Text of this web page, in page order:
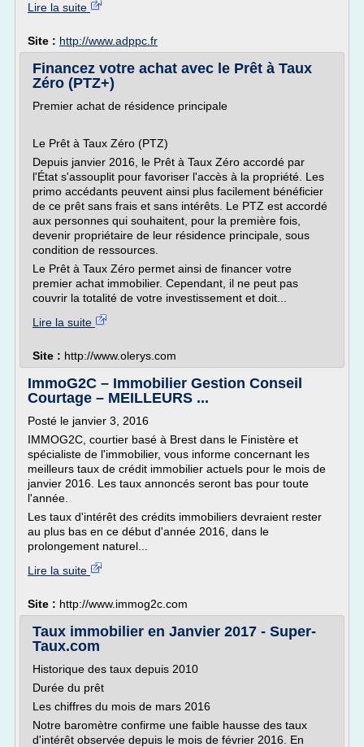
Lire la suite
Site : http://www.adppc.fr
Financez votre achat avec le Prêt à Taux
Zéro (PTZ+)
Premier achat de résidence principale
Le Prêt à Taux Zéro (PTZ)
Depuis janvier 2016, le Prêt à Taux Zéro accordé par
l'État s'assouplit pour favoriser l'accès à la propriété. Les
primo accédants peuvent ainsi plus facilement bénéficier
de ce prêt sans frais et sans intérêts. Le PTZ est accordé
aux personnes qui souhaitent, pour la première fois,
devenir propriétaire de leur résidence principale, sous
condition de ressources.
Le Prêt à Taux Zéro permet ainsi de financer votre
premier achat immobilier. Cependant, il ne peut pas
couvrir la totalité de votre investissement et doit...
Lire la suite
Site : http://www.olerys.com
ImmoG2C – Immobilier Gestion Conseil
Courtage – MEILLEURS ...
Posté le janvier 3, 2016
IMMOG2C, courtier basé à Brest dans le Finistère et
spécialiste de l'immobilier, vous informe concernant les
meilleurs taux de crédit immobilier actuels pour le mois de
janvier 2016. Les taux annoncés seront bas pour toute
l'année.
Les taux d'intérêt des crédits immobiliers devraient rester
au plus bas en ce début d'année 2016, dans le
prolongement naturel...
Lire la suite
Site : http://www.immog2c.com
Taux immobilier en Janvier 2017 - Super-
Taux.com
Historique des taux depuis 2010
Durée du prêt
Les chiffres du mois de mars 2016
Notre baromètre confirme une faible hausse des taux
d'intérêt observée depuis le mois de février 2016. En